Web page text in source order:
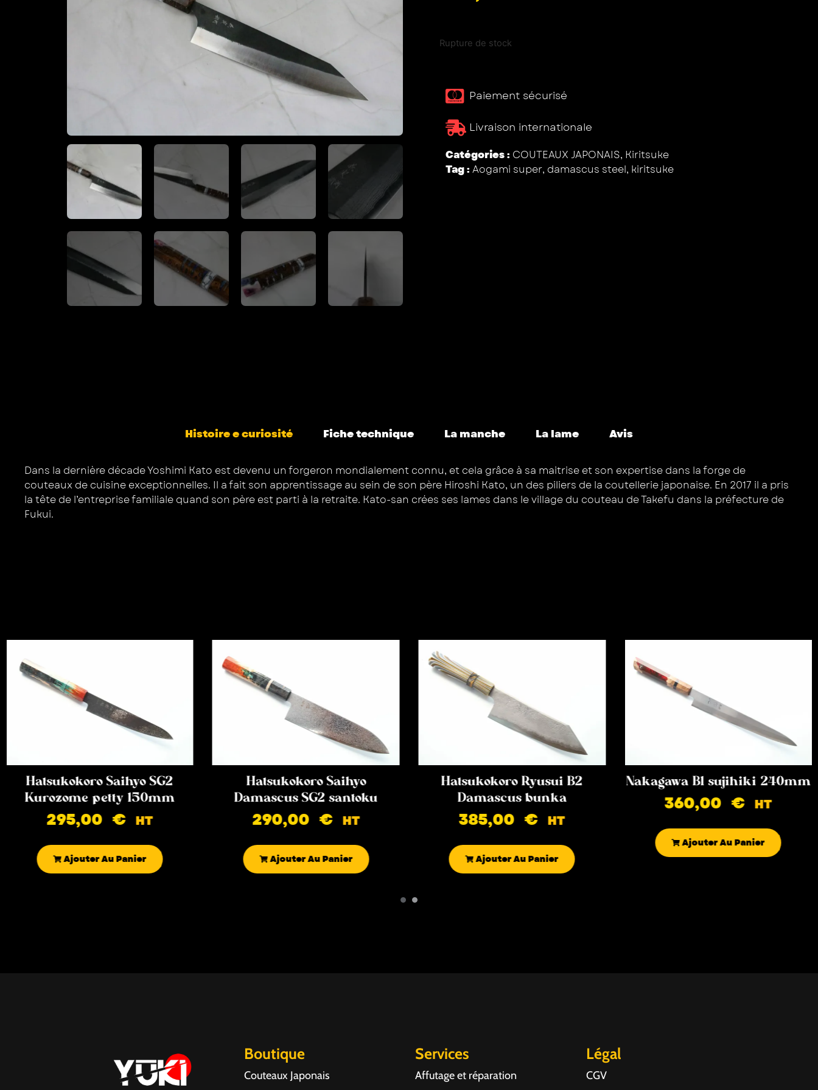
Rupture de stock
Paiement sécurisé ​
Livraison internationale
Catégories : COUTEAUX JAPONAIS, Kiritsuke
Tag :Aogami super, damascus steel, kiritsuke
Histoire e curiosité Fiche technique La manche La lame Avis
Dans la dernière décade Yoshimi Kato est devenu un forgeron mondialement connu, et cela grâce à sa maitrise et son expertise dans la forge de
couteaux de cuisine exceptionnelles. Il a fait son apprentissage au sein de son père Hiroshi Kato, un des piliers de la coutellerie japonaise. En 2017 il a pris
la tête de l’entreprise familiale quand son père est parti à la retraite. Kato-san crées ses lames dans le village du couteau de Takefu dans la préfecture de
Fukui.
Hatsukokoro Saihyo SG2
Kurozome petty 150mm
295,00€ HT
Ajouter Au Panier
Hatsukokoro Saihyo
Damascus SG2 santoku
290,00€ HT
Ajouter Au Panier
Hatsukokoro Ryusui B2
Damascus bunka
385,00€ HT
Ajouter Au Panier
Nakagawa B1 sujihiki 240mm
360,00€ HT
Ajouter Au Panier
Boutique
Couteaux Japonais
Services
Affutage et réparation
Légal
CGV